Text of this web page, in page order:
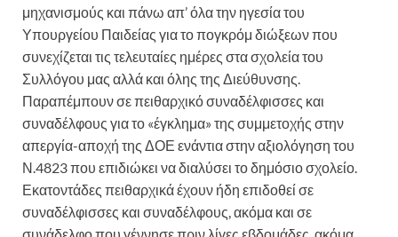
μηχανισμούς και πάνω απ’ όλα την ηγεσία του
Υπουργείου Παιδείας για το πογκρόμ διώξεων που
συνεχίζεται τις τελευταίες ημέρες στα σχολεία του
Συλλόγου μας αλλά και όλης της Διεύθυνσης.
Παραπέμπουν σε πειθαρχικό συναδέλφισσες και
συναδέλφους για το «έγκλημα» της συμμετοχής στην
απεργία-αποχή της ΔΟΕ ενάντια στην αξιολόγηση του
Ν.4823 που επιδιώκει να διαλύσει το δημόσιο σχολείο.
Εκατοντάδες πειθαρχικά έχουν ήδη επιδοθεί σε
συναδέλφισσες και συναδέλφους, ακόμα και σε